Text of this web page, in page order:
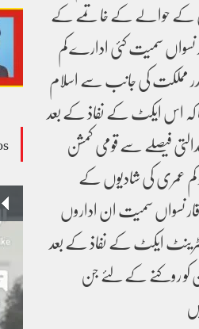
کے حوالے کے خاتمے کے
نسواں سمیت کئی ادارے کم
مملکت کی جانب سے اسلام
سمجھا جا رہا تھا کہ اس ایکٹ کے نفاذ کے بعد
فیصلے سے قومی کمشن
کم عمری کی شادیوں کے
نسواں سمیت ان اداروں
ایکٹ کے نفاذ کے بعد
کو روکنے کے لئے جن